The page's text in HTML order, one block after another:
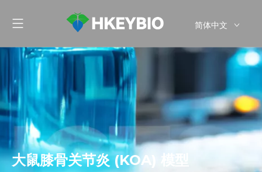
简体中文
大鼠膝骨关节炎 (KOA) 模型